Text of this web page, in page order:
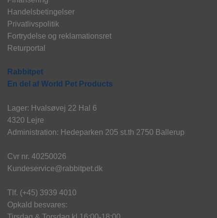
Handelsbetingelser
Privatlivspolitik
Fortrydelse og reklamationsret
Returportal
Rabbitpet
En del af World Pet Products
Lager: Hvalsøvej 22 Hal 6
4320 Lejre
Administration: Hedeparken 205 st.th 2750 Ballerup
Cvr nr. 40250026
Kundeservice@rabbitpet.dk
Tlf. (+45) 3939 4010
Opkald besvares: